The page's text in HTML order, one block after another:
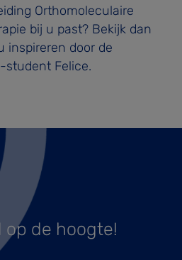
Orthomoleculaire
bij u past? Bekijk dan
inspireren door de
student Felice.
op de hoogte!